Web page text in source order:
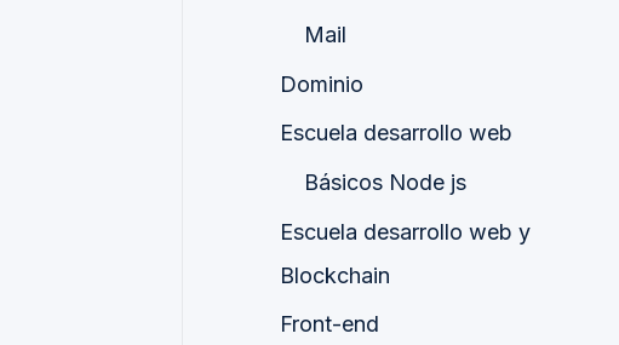
Mail
Dominio
Escuela desarrollo web
Básicos Node js
Escuela desarrollo web y
Blockchain
Front-end